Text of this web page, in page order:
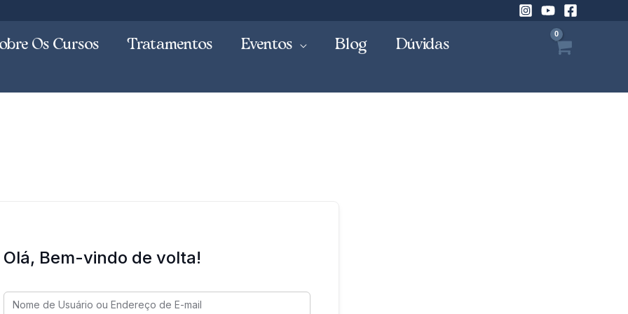
Os Cursos Tratamentos Eventos Blog
Dúvidas
Olá, Bem-vindo de volta!